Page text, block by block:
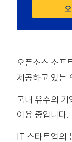
오픈소스 소프
제공하고 있는
국내 유수의 기
이용 중입니다.
IT 스타트업의